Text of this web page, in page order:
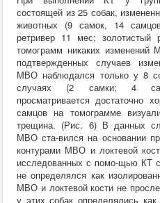
состоящей из 25 собак,
животных (9 самок, 14
ретривер 11 мес; золотистый
томограмм никаких
подтвержденных случаев
МВО наблюдался только у 8
случаях (2 самки; 4
просматривается достаточно
самцов на томограмме
трещина. (Рис. 6) В данных
МВО ста-вился на основании
контурами МВО и локтевой
исследованных с помо-щью КТ
не определялся как
МВО и локтевой кости не
у этих собак определялись